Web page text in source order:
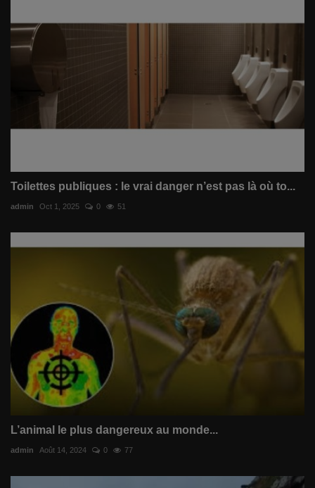
Toilettes publiques : le vrai danger n’est pas là où to...
admin Oct 1, 2025 0 51
L’animal le plus dangereux au monde...
admin Août 14, 2024 0 77